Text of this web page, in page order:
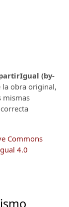
(by-
la obra original,
mismas
Commons
4.0